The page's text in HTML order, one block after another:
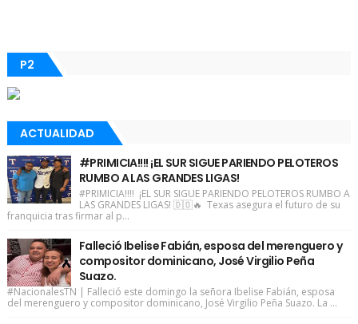
P2
ACTUALIDAD
#PRIMICIA!!!! ¡EL SUR SIGUE PARIENDO PELOTEROS
RUMBO A LAS GRANDES LIGAS!
#PRIMICIA!!!! ¡EL SUR SIGUE PARIENDO PELOTEROS RUMBO A
LAS GRANDES LIGAS! 🇩🇴🔥 Texas asegura el futuro de su
franquicia tras firmar al p...
Falleció Ibelise Fabián, esposa del merenguero y
compositor dominicano, José Virgilio Peña
Suazo.
#NacionalesTN | Falleció este domingo la señora Ibelise Fabián, esposa
del merenguero y compositor dominicano, José Virgilio Peña Suazo. La ...